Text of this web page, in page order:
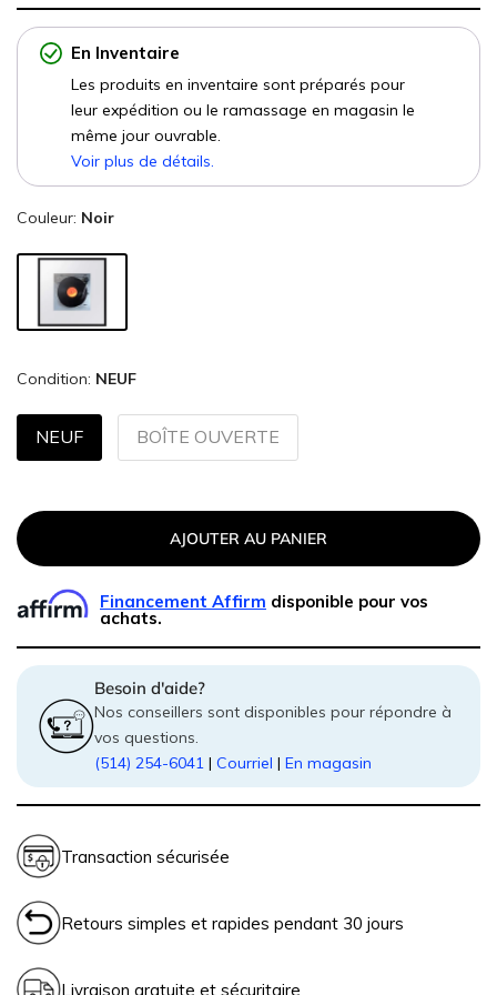
En Inventaire
Les produits en inventaire sont préparés pour
leur expédition ou le ramassage en magasin le
même jour ouvrable.
Voir plus de détails.
Couleur: Noir
Condition: NEUF
NEUF BOÎTE OUVERTE
AJOUTER AU PANIER
Financement Affirm disponible pour vos
achats.
Besoin d'aide?
Nos conseillers sont disponibles pour répondre à
vos questions.
(514) 254-6041 | Courriel | En magasin
Transaction sécurisée
Retours simples et rapides pendant 30 jours
Livraison gratuite et sécuritaire